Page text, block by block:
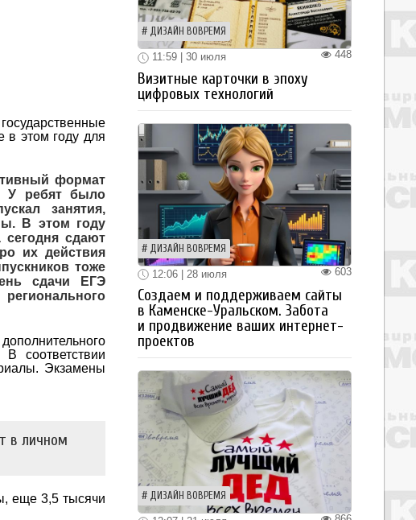
в этом году для
формат
У ребят было
занятия,
В этом году
сегодня сдают
их действия
тоже
сдачи ЕГЭ
соответствии
Экзамены
в личном
еще 3,5 тысячи
ДИЗАЙН ВОВРЕМЯ
448
11:59 | 30 июля
Визитные карточки в эпоху
цифровых технологий
ДИЗАЙН ВОВРЕМЯ
603
12:06 | 28 июля
Создаем и поддерживаем сайты
в Каменске-Уральском. Забота
и продвижение ваших интернет-
проектов
ДИЗАЙН ВОВРЕМЯ